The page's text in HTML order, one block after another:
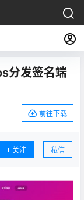
分发签名端
前往下载
关注 私信